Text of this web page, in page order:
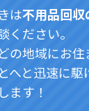
は不用品回収
ください。
の地域にお住
へと迅速に
ます！